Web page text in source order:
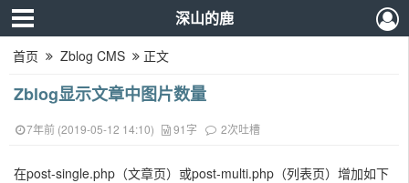
深山的鹿
首页 Zblog CMS 正文
Zblog显示文章中图片数量
7年前 (2019-05-12 14:10) 91字 2次吐槽
在post-single.php（文章页）或post-multi.php（列表页）增加如下